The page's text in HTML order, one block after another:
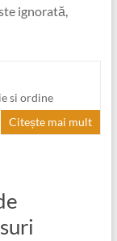
ignorată,
si ordine
Citește mai mult